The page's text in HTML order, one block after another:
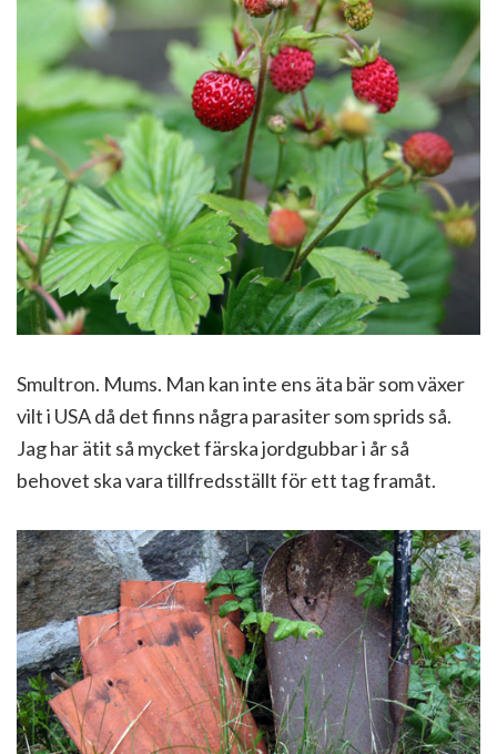
Smultron. Mums. Man kan inte ens äta bär som växer
vilt i USA då det finns några parasiter som sprids så.
Jag har ätit så mycket färska jordgubbar i år så
behovet ska vara tillfredsställt för ett tag framåt.